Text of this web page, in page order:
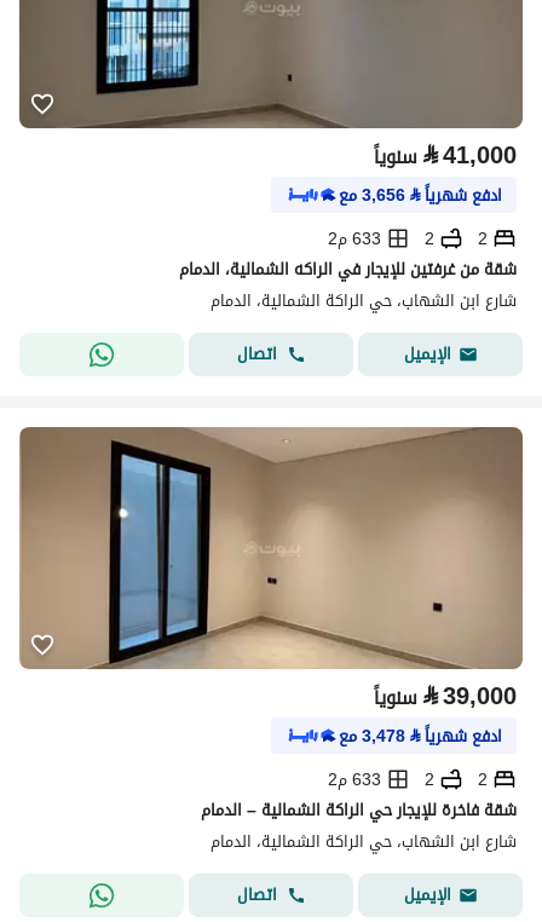
⃁41,000 سنوياً
ادفع شهرياً⃁
3,656مع
2
2
633 م2
شقة من غرفتين للإيجار في الراكه الشمالية، الدمام
شارع ابن الشهاب، حي الراكة الشمالية، الدمام
الإيميل
اتصال
⃁39,000 سنوياً
ادفع شهرياً⃁
3,478مع
2
2
633 م2
شقة فاخرة للإيجار حي الراكة الشمالية – الدمام
شارع ابن الشهاب، حي الراكة الشمالية، الدمام
الإيميل
اتصال